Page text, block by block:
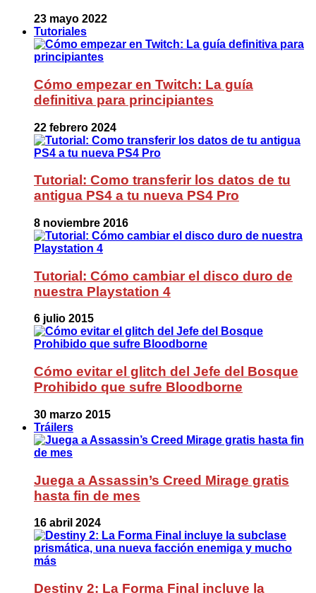
23 mayo 2022
Tutoriales
Cómo empezar en Twitch: La guía
definitiva para principiantes
22 febrero 2024
Tutorial: Como transferir los datos de tu
antigua PS4 a tu nueva PS4 Pro
8 noviembre 2016
Tutorial: Cómo cambiar el disco duro de
nuestra Playstation 4
6 julio 2015
Cómo evitar el glitch del Jefe del Bosque
Prohibido que sufre Bloodborne
30 marzo 2015
Tráilers
Juega a Assassin’s Creed Mirage gratis
hasta fin de mes
16 abril 2024
Destiny 2: La Forma Final incluye la